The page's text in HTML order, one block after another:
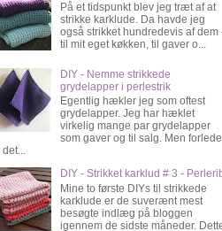
På et tidspunkt blev jeg træt af at
strikke karklude. Da havde jeg
også strikket hundredevis af dem
til mit eget køkken, til gaver o...
DIY - Nemme strikkede
grydelapper i perlestrik
Egentlig hækler jeg som oftest
grydelapper. Jeg har hæklet
virkelig mange par grydelapper
som gaver og til salg. Men
det...
DIY - Strikket karklud # 3 -
Mine to første DIYs til strikkede
karklude er de suverænt mest
besøgte indlæg på bloggen
igennem de sidste måneder.